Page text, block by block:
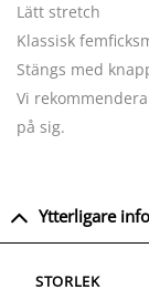
Lätt stretch
Klassisk
Stängs med
Vi
på sig.
Ytterligare
STORLEK